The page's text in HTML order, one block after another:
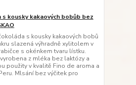
s kousky kakaových bobůb bez
s kousky kakaových bobů
slazená výhradně xylitolem v
s okénkem tvaru lístku.
z mléka bez laktózy a
použity v kvalitě Fino de aroma a
Mlsání bez výčitek pro